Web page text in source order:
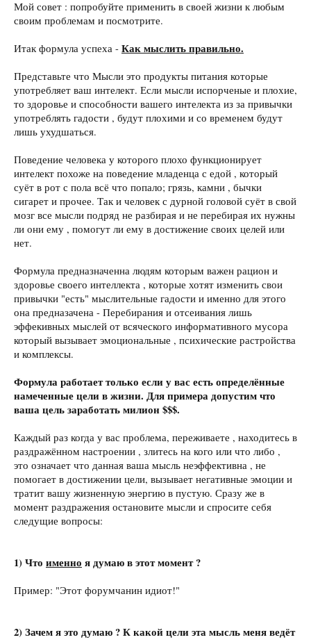
Мой совет : попробуйте применить в своей жизни к любым
своим проблемам и посмотрите.
Итак формула успеха - Как мыслить правильно.
Представьте что Мысли это продукты питания которые
употребляет ваш интелект. Если мысли испорченые и плохие,
то здоровье и способности вашего интелекта из за привычки
употреблять гадости , будут плохими и со временем будут
лишь ухудшаться.
Поведение человека у которого плохо функционирует
интелект похоже на поведение младенца с едой , который
суёт в рот с пола всё что попало; грязь, камни , бычки
сигарет и прочее. Так и человек с дурной головой суёт в свой
мозг все мысли подряд не разбирая и не перебирая их нужны
ли они ему , помогут ли ему в достижение своих целей или
нет.
Формула предназначенна людям которым важен рацион и
здоровье своего интеллекта , которые хотят изменить свои
привычки "есть" мыслительные гадости и именно для этого
она предназачена - Перебирания и отсеивания лишь
эффекивных мыслей от всяческого информативного мусора
который вызывает эмоциональные , психические растройства
и комплексы.
Формула работает только если у вас есть определённые
намеченные цели в жизни. Для примера допустим что
ваша цель заработать милион $$$.
Каждый раз когда у вас проблема, переживаете , находитесь в
раздражённом настроении , злитесь на кого или что либо ,
это означает что данная ваша мысль неэффективна , не
помогает в достижении цели, вызывает негативные эмоции и
тратит вашу жизненную энергию в пустую. Сразу же в
момент раздражения остановите мысли и спросите себя
следущие вопросы:
1) Что именно я думаю в этот момент ?
Пример: "Этот форумчанин идиот!"
2) Зачем я это думаю ? К какой цели эта мысль меня ведёт